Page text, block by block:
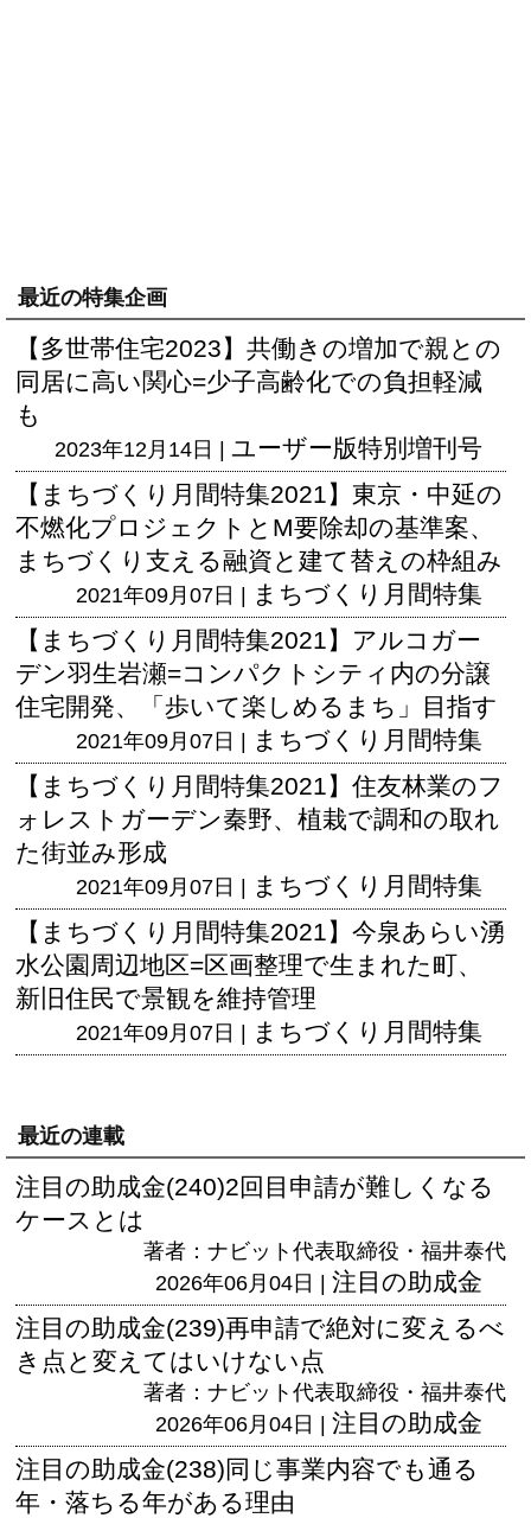
最近の特集企画
【多世帯住宅2023】共働きの増加で親との
同居に高い関心=少子高齢化での負担軽減
も
2023年12月14日 | ユーザー版特別増刊号
【まちづくり月間特集2021】東京・中延の
不燃化プロジェクトとM要除却の基準案、
まちづくり支える融資と建て替えの枠組み
2021年09月07日 | まちづくり月間特集
【まちづくり月間特集2021】アルコガー
デン羽生岩瀬=コンパクトシティ内の分譲
住宅開発、「歩いて楽しめるまち」目指す
2021年09月07日 | まちづくり月間特集
【まちづくり月間特集2021】住友林業のフ
ォレストガーデン秦野、植栽で調和の取れ
た街並み形成
2021年09月07日 | まちづくり月間特集
【まちづくり月間特集2021】今泉あらい湧
水公園周辺地区=区画整理で生まれた町、
新旧住民で景観を維持管理
2021年09月07日 | まちづくり月間特集
最近の連載
注目の助成金(240)2回目申請が難しくなる
ケースとは
著者：ナビット代表取締役・福井泰代
2026年06月04日 | 注目の助成金
注目の助成金(239)再申請で絶対に変えるべ
き点と変えてはいけない点
著者：ナビット代表取締役・福井泰代
2026年06月04日 | 注目の助成金
注目の助成金(238)同じ事業内容でも通る
年・落ちる年がある理由